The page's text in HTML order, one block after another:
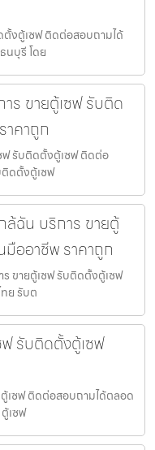
ตั้งตู้เซฟ ติดต่อสอบถามได้
นบุรี โดย
ร ขายตู้เซฟ รับติด
คาถูก
ฟ รับติดตั้งตู้เซฟ ติดต่อ
ดตั้งตู้เซฟ
ล้ฉัน บริการ ขายตู้
ออาชีพ ราคาถูก
ขายตู้เซฟ รับติดตั้งตู้เซฟ
ย รับต
ฟ รับติดตั้งตู้เซฟ
เซฟ ติดต่อสอบถามได้ตลอด
เซฟ